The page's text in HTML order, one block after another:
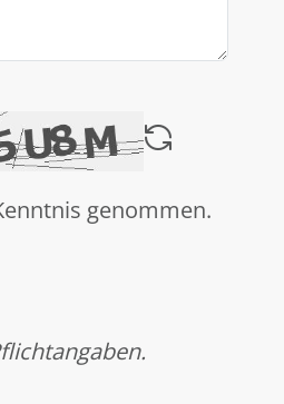
genommen.